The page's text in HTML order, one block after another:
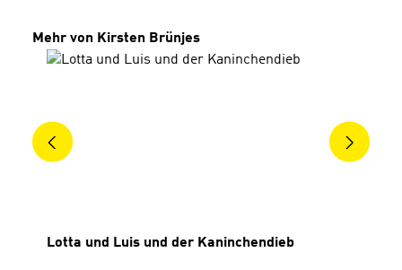
Produktgalerie überspringen
Mehr von Kirsten Brünjes
Lotta und Luis und der Kaninchendieb